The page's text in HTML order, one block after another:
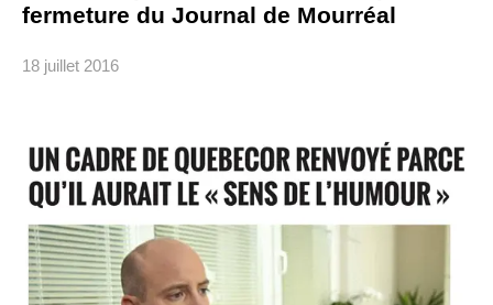
fermeture du Journal de Mourréal
18 juillet 2016